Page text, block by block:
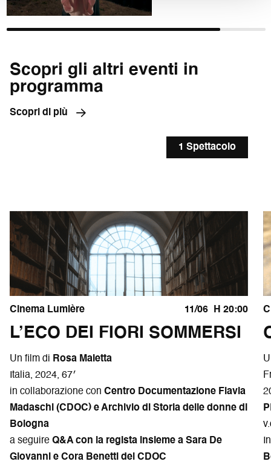
Scopri gli altri eventi in
programma
Scopri di più
1 Spettacolo
Cinema Lumière 11/06 H 20:00
L’ECO DEI FIORI SOMMERSI
Un film di Rosa Maietta
Italia, 2024, 67′
in collaborazione con Centro Documentazione Flavia
Madaschi (CDOC) e Archivio di Storia delle donne di
Bologna
a seguire Q&A con la regista insieme a Sara De
Giovanni e Cora Benetti del CDOC